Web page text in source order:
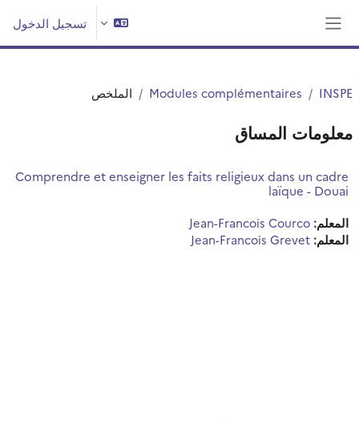
تسجيل الدخول
INSPE
Modules complémentaires الملخص
معلومات المساق
Comprendre et enseigner les faits religieux dans un cadre
laïque - Douai
المعلم: Jean-Francois Courco
المعلم: Jean-Francois Grevet